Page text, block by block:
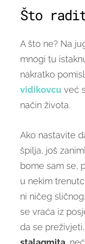
Što
A što ne? Na
mnogi tu
nakratko
vidikovcuveć
način života.
Ako nastavite
špilja, još
bome sam se,
u nekim
ni ničeg
se vraća iz
da se